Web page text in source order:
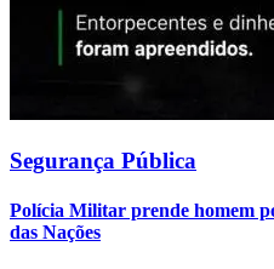
Segurança Pública
Polícia Militar prende homem
das Nações